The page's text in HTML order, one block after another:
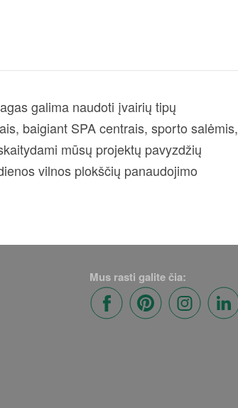
galima naudoti įvairių tipų
baigiant SPA centrais, sporto salėmis,
mūsų projektų pavyzdžių
vilnos plokščių panaudojimo
Mus rasti galite čia: